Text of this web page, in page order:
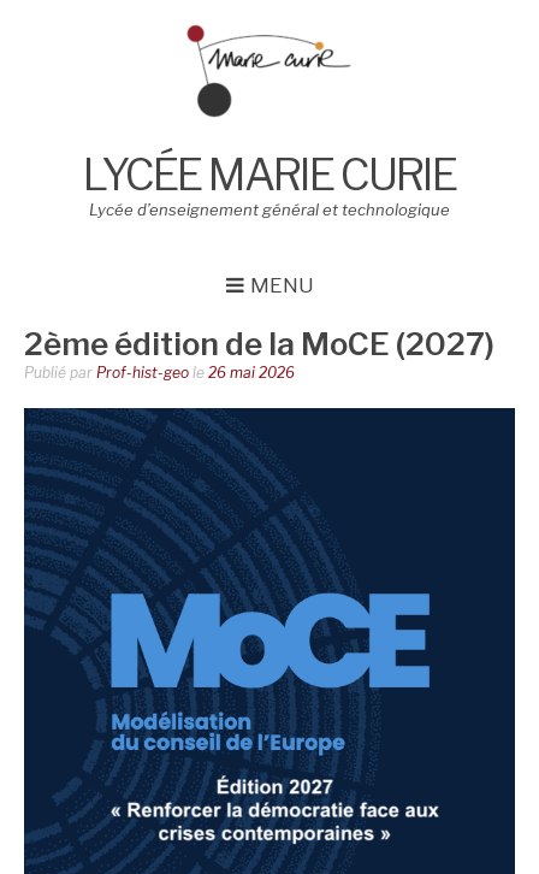
LYCÉE MARIE CURIE
Lycée d’enseignement général et technologique
MENU
2ème édition de la MoCE (2027)
Publié par Prof-hist-geo le 26 mai 2026